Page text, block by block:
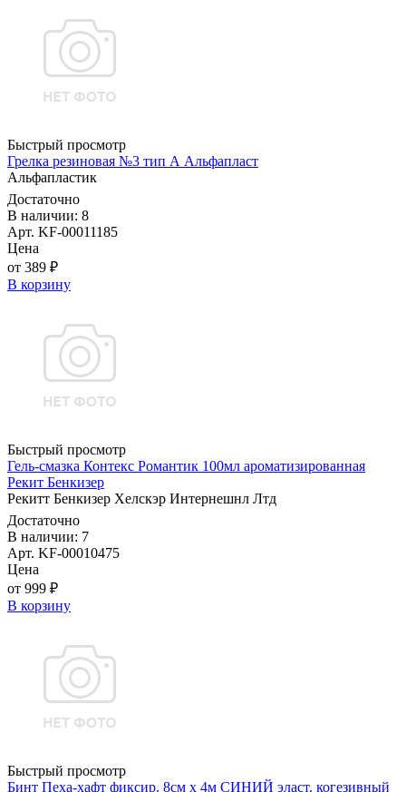
Быстрый просмотр
Грелка резиновая №3 тип А Альфапласт
Альфапластик
Достаточно
В наличии: 8
Арт. KF-00011185
Цена
от 389 ₽
В корзину
Быстрый просмотр
Гель-смазка Контекс Романтик 100мл ароматизированная
Рекит Бенкизер
Рекитт Бенкизер Хелскэр Интернешнл Лтд
Достаточно
В наличии: 7
Арт. KF-00010475
Цена
от 999 ₽
В корзину
Быстрый просмотр
Бинт Пеха-хафт фиксир. 8см х 4м СИНИЙ эласт. когезивный